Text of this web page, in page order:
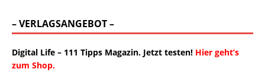
– VERLAGSANGEBOT –
Digital Life – 111 Tipps Magazin. Jetzt testen! Hier geht’s
zum Shop.